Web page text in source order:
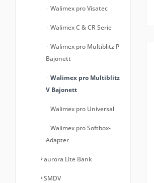
Walimex pro Visatec
Walimex C & CR Serie
Walimex pro Multiblitz P
Bajonett
Walimex pro Multiblitz
V Bajonett
Walimex pro Universal
Walimex pro Softbox-
Adapter
aurora Lite Bank
SMDV